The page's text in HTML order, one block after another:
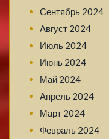
Сентябрь 2024
Август 2024
Июль 2024
Июнь 2024
Май 2024
Апрель 2024
Март 2024
Февраль 2024